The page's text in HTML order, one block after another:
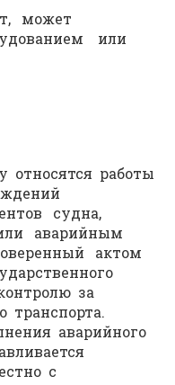
может
или
относятся работы
судна,
аварийным
актом
за
транспорта.
аварийного
с